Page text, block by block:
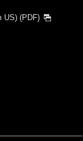
US) (PDF)